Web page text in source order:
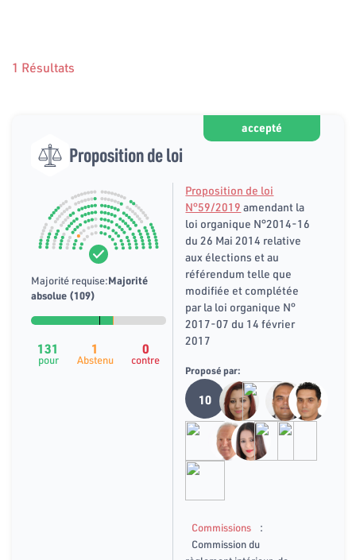
1 Résultats
accepté
Proposition de loi
Majorité requise:Majorité
absolue (109)
131
pour
1
Abstenu
0
contre
Proposition de loi
N°59/2019 amendant la
loi organique N°2014-16
du 26 Mai 2014 relative
aux élections et au
référendum telle que
modifiée et complétée
par la loi organique N°
2017-07 du 14 février
2017
Proposé par:
10
Commissions :
Commission du